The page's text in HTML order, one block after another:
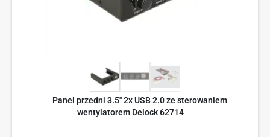
Panel przedni 3.5" 2x USB 2.0 ze sterowaniem
wentylatorem Delock 62714